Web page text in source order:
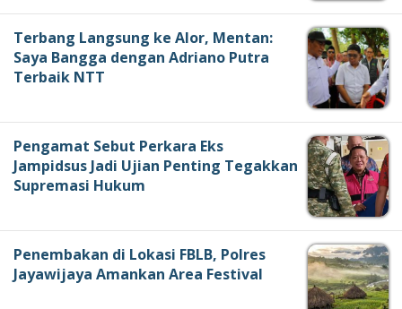
Terbang Langsung ke Alor, Mentan:
Saya Bangga dengan Adriano Putra
Terbaik NTT
Pengamat Sebut Perkara Eks
Jampidsus Jadi Ujian Penting Tegakkan
Supremasi Hukum
Penembakan di Lokasi FBLB, Polres
Jayawijaya Amankan Area Festival